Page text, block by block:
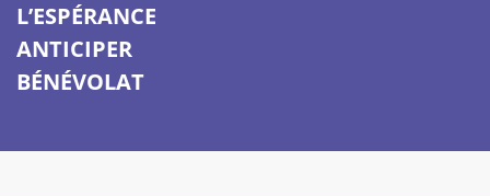
L’ESPÉRANCE
ANTICIPER
BÉNÉVOLAT